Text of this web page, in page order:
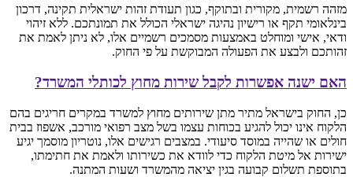
מזהה רשמית, מקורית ובתוקף, כגון תעודת זהות ישראלית תקינה, דרכון
בינלאומי תקף או רישיון נהיגה ישראלי הכולל את תמונתכם. ללא זיהוי
ודאי, אישי ומוחלט באמצעות מסמכים רשמיים אלו, לא ניתן לאמת את
זהותכם ולבצע את הפעולה המבוקשת על פי החוק.
האם ישנה אפשרות לקבל שירות מחוץ לכותלי המשרד?
כן, החוק בישראל מתיר מתן שירותים מחוץ למשרד במקרים חריגים בהם
הלקוח אינו יכול להגיע בכוחות עצמו בשל מצב רפואי מורכב, אשפוז בבית
חולים או שהייה במוסד סיעודי. במצבים רגישים אלו, נוטריון מוסמך יגיע
ישירות אל מיטת הלקוח כדי לוודא את כשירותו ולאמת את חתימתו,
בתוספת תשלום קבועה בגין יציאה מהמשרד ושעות המתנה.